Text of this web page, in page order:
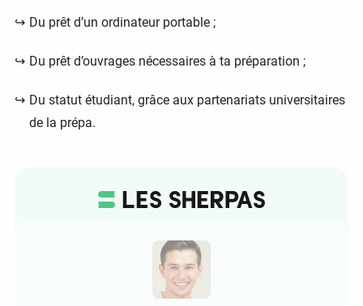
Du prêt d’un ordinateur portable ;
Du prêt d’ouvrages nécessaires à ta préparation ;
Du statut étudiant, grâce aux partenariats universitaires
de la prépa.